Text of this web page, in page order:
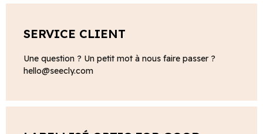
SERVICE CLIENT
Une question ? Un petit mot à nous faire passer ?
hello@seecly.com